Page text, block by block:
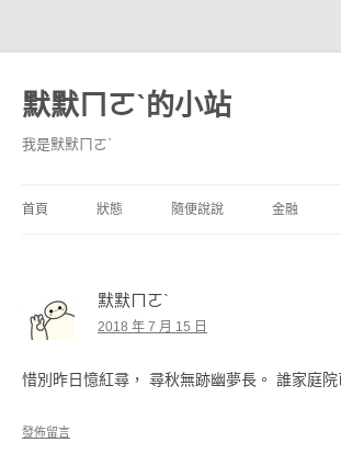
默默ㄇㄛˋ的小站
我是默默ㄇㄛˋ
首頁 狀態
獨白
隨便說說 金融
境外銀行
默默ㄇㄛˋ
2018 年 7 月 15 日
惜別昨日憶紅尋， 尋秋無跡幽夢長。 誰家庭
發佈留言